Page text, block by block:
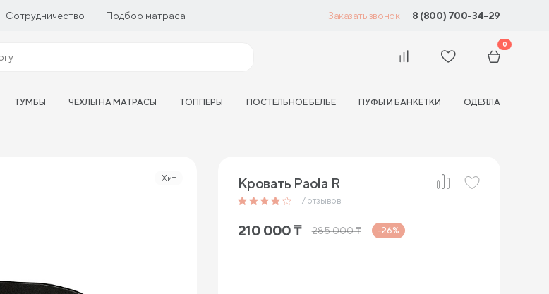
Сотрудничество Подбор матраса Заказать звонок 8 (800) 700-34-29
0
ТУМБЫ ЧЕХЛЫ НА МАТРАСЫ ТОППЕРЫ ПОСТЕЛЬНОЕ БЕЛЬЕ ПУФЫ И БАНКЕТКИ ОДЕЯЛА
Хит Кровать Paola R
7 отзывов
210 000₸ 285 000₸ -26%